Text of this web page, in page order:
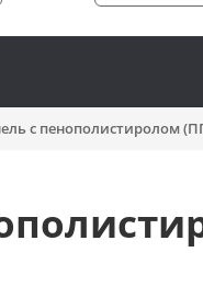
с пенополистиролом